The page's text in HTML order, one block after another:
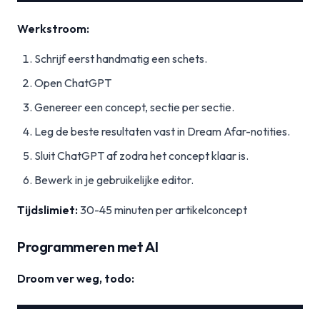
Werkstroom:
Schrijf eerst handmatig een schets.
Open ChatGPT
Genereer een concept, sectie per sectie.
Leg de beste resultaten vast in Dream Afar-notities.
Sluit ChatGPT af zodra het concept klaar is.
Bewerk in je gebruikelijke editor.
Tijdslimiet:30-45 minuten per artikelconcept
Programmeren met AI
Droom ver weg, todo: